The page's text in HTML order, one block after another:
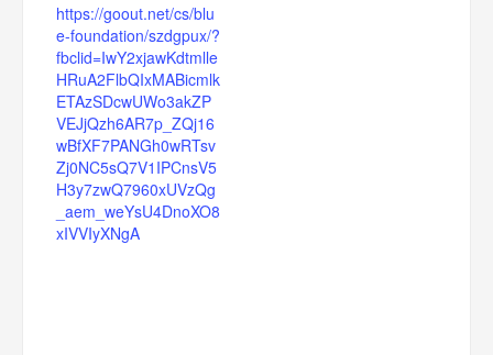
https://goout.net/cs/blu
e-foundation/szdgpux/?
fbclid=IwY2xjawKdtmlle
HRuA2FlbQIxMABicmlk
ETAzSDcwUWo3akZP
VEJjQzh6AR7p_ZQj16
wBfXF7PANGh0wRTsv
Zj0NC5sQ7V1IPCnsV5
H3y7zwQ7960xUVzQg
_aem_weYsU4DnoXO8
xIVVIyXNgA